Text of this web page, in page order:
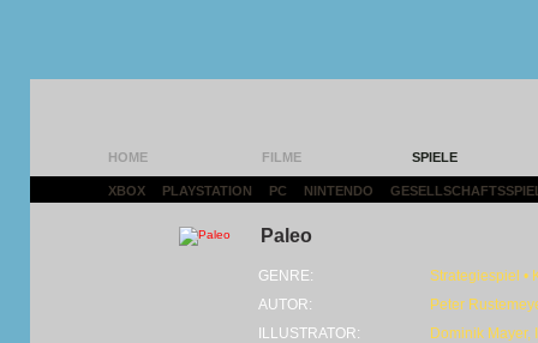
HOME FILME SPIELE
XBOX PLAYSTATION PC NINTENDO
Paleo
GENRE:
Strategiespiel •
AUTOR:
Peter
ILLUSTRATOR:
Dominik Mayer,